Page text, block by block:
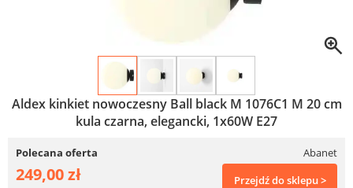
Aldex kinkiet nowoczesny Ball black M 1076C1 M 20 cm
kula czarna, elegancki, 1x60W E27
Polecana oferta Abanet
249,00 zł Przejdź do sklepu >